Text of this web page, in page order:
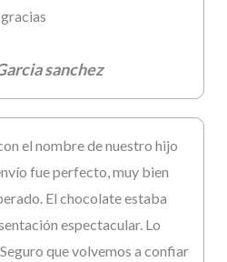
gracias
sanchez
el nombre de nuestro hijo
fue perfecto, muy bien
El chocolate estaba
espectacular. Lo
que volvemos a confiar